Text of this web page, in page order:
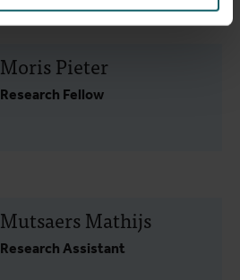
Moris Pieter
Research Fellow
Mutsaers Mathijs
Research Assistant